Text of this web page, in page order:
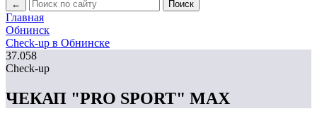
←
Главная
Обнинск
Check-up в Обнинске
37.058
Check-up
ЧЕКАП "PRO SPORT" MAX